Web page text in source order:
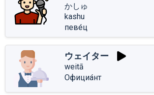
かしゅ
kashu
певе́ц
ウェイター
weitā
Официа́нт